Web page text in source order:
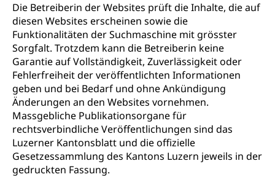
Die Betreiberin der Websites prüft die Inhalte, die auf
diesen Websites erscheinen sowie die
Funktionalitäten der Suchmaschine mit grösster
Sorgfalt. Trotzdem kann die Betreiberin keine
Garantie auf Vollständigkeit, Zuverlässigkeit oder
Fehlerfreiheit der veröffentlichten Informationen
geben und bei Bedarf und ohne Ankündigung
Änderungen an den Websites vornehmen.
Massgebliche Publikationsorgane für
rechtsverbindliche Veröffentlichungen sind das
Luzerner Kantonsblatt und die offizielle
Gesetzessammlung des Kantons Luzern jeweils in der
gedruckten Fassung.